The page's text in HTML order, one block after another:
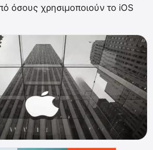
όσους χρησιμοποιούν το iOS